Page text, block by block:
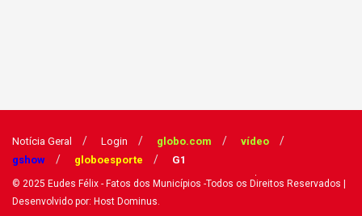
Notícia Geral Login globo.com
vídeo
gshow
globoesporte G1
© 2025 Eudes Félix - Fatos dos Municípios -Todos os Direitos Reservados |
Desenvolvido por: Host Dominus